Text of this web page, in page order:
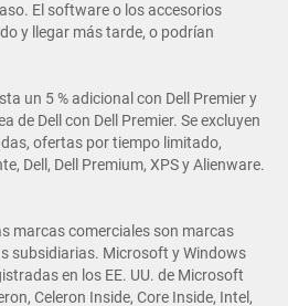
El software o los accesorios
y llegar más tarde, o podrían
un 5 % adicional con Dell Premier y
de Dell con Dell Premier. Se excluyen
ofertas por tiempo limitado,
Dell, Dell Premium, XPS y Alienware.
marcas comerciales son marcas
subsidiarias. Microsoft y Windows
en los EE. UU. de Microsoft
Celeron Inside, Core Inside, Intel,